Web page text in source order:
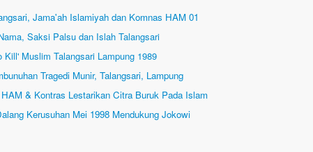
Jama'ah Islamiyah dan Komnas HAM 01
Saksi Palsu dan Islah Talangsari
Kill' Muslim Talangsari Lampung 1989
Tragedi Munir, Talangsari, Lampung
& Kontras Lestarikan Citra Buruk Pada Islam
Kerusuhan Mei 1998 Mendukung Jokowi